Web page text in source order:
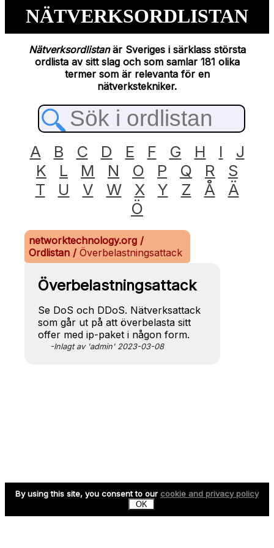
NÄTVERKSORDLISTAN
Nätverksordlistanär Sveriges i särklass största
ordlista av sitt slag och som samlar 181 olika
termer som är relevanta för en
nätverkstekniker.
A B C D E F G H I
J
K
L M N O P Q R
S
T
U V W X Y Z Å
Ä
Ö
networktechnology.org /
Ordlistan /Överbelastningsattack
Överbelastningsattack
Se DoS och DDoS. Nätverksattack
som går ut på att överbelasta sitt
offer med ip-paket i någon form.
-Inlagt av 'admin' 2023-03-08
By using this site, you consent to our cookie and privacy policy